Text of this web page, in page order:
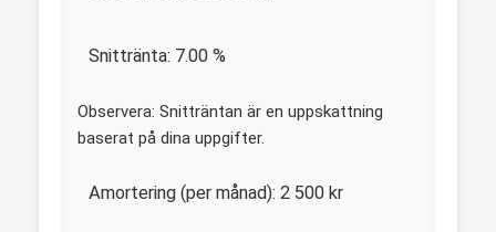
Snittränta: 7.00 %
Observera: Snitträntan är en uppskattning
baserat på dina uppgifter.
Amortering (per månad): 2 500 kr